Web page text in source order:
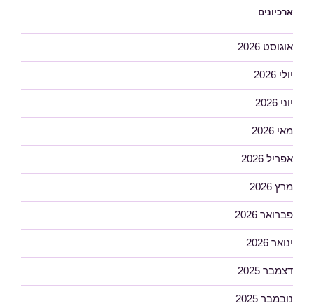
ארכיונים
אוגוסט 2026
יולי 2026
יוני 2026
מאי 2026
אפריל 2026
מרץ 2026
פברואר 2026
ינואר 2026
דצמבר 2025
נובמבר 2025